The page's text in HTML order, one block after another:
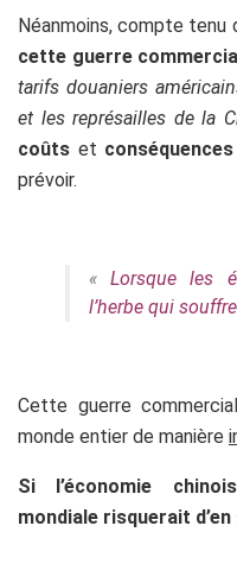
Néanmoins, compte tenu
cette guerre
tarifs douaniers
et les représailles de la
coûts et
prévoir.
« Lorsque les
l’herbe qui
Cette guerre
monde entier de manière
Si l’économie
mondiale risquerait